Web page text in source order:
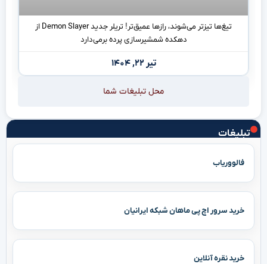
تبلیغات
فالووریاب
خرید سرور اچ پی ماهان شبکه ایرانیان
خرید نقره آنلاین
تیغ‌ها تیزتر می‌شوند، رازها عمیق‌تر! تریلر جدید Demon Slayer از
دهکده شمشیرسازی پرده برمی‌دارد
تیر ۲۲, ۱۴۰۴
محل تبلیغات شما